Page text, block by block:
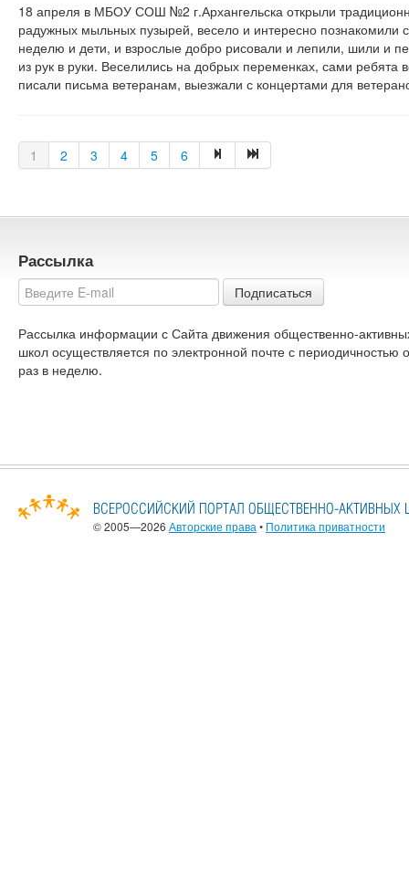
18 апреля в МБОУ СОШ №2 г.Архангельска открыли
радужных мыльных пузырей, весело и интересно
неделю и дети, и взрослые добро рисовали и лепили, шили и
из рук в руки. Веселились на добрых переменках, сами ребята
писали письма ветеранам, выезжали с концертами для
1 2 3 4 5 6
Рассылка
Подписаться
Рассылка информации с Сайта движения общественно-
школ осуществляется по электронной почте с периодичностью
раз в неделю.
© 2005—2026 Авторские права • Политика приватности